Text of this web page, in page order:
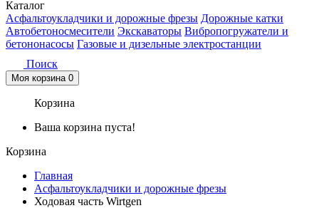
Каталог
Асфальтоукладчики и дорожные фрезы Дорожные катки
Автобетоносмесители Экскаваторы Вибропогружатели и
бетононасосы Газовые и дизельные электростанции
Поиск
Моя корзина 0
Корзина
Ваша корзина пуста!
Корзина
Главная
Асфальтоукладчики и дорожные фрезы
Ходовая часть Wirtgen